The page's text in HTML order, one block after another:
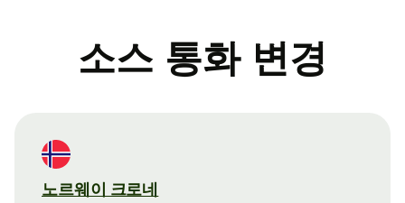
소스 통화 변경
노르웨이 크로네